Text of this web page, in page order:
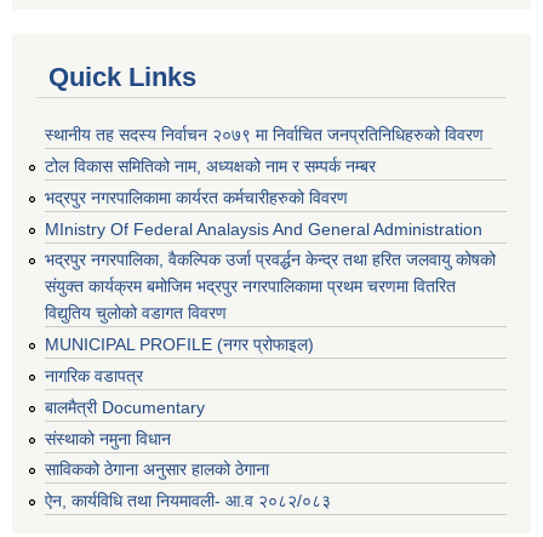
Quick Links
स्थानीय तह सदस्य निर्वाचन २०७९ मा निर्वाचित जनप्रतिनिधिहरुको विवरण
टोल विकास समितिको नाम, अध्यक्षको नाम र सम्पर्क नम्बर
भद्रपुर नगरपालिकामा कार्यरत कर्मचारीहरुको विवरण
MInistry Of Federal Analaysis And General Administration
भद्रपुर नगरपालिका, वैकल्पिक उर्जा प्रवर्द्धन केन्द्र तथा हरित जलवायु कोषको
संयुक्त कार्यक्रम बमोजिम भद्रपुर नगरपालिकामा प्रथम चरणमा वितरित
विद्युतिय चुलोको वडागत विवरण
MUNICIPAL PROFILE (नगर प्रोफाइल)
नागरिक वडापत्र
बालमैत्री Documentary
संस्थाको नमुना विधान
साविकको ठेगाना अनुसार हालको ठेगाना
ऐन, कार्यविधि तथा नियमावली- आ.व २०८२/०८३